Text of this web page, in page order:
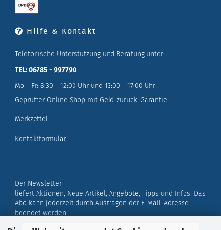
Hilfe & Kontakt
Telefonische Unterstützung und Beratung unter:
TEL: 06785 - 997790
Mo - Fr: 8:30 - 12:00 Uhr und 13:00 - 17:00 Uhr
Geprüfter Online Shop mit Geld-zurück-Garantie.
Merkzettel
Kontaktformular
Der Newsletter
liefert Aktionen, Neue Artikel, Angebote, Tipps und Infos. Das
Abo kann jederzeit durch Austragen der E-Mail-Adresse
beendet werden.